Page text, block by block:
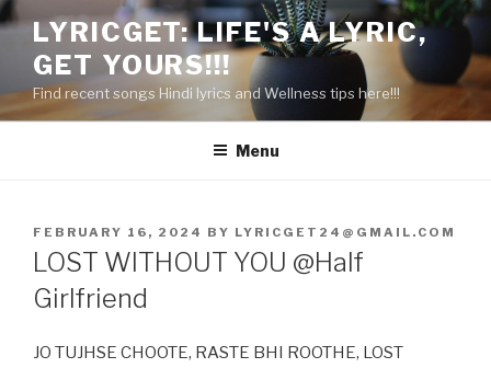
Skip
content
LYRICGET: LIFE'S A LYRIC,
GET YOURS!!!
Find recent songs Hindi lyrics and Wellness tips here!!!
Menu
POSTED
ON
FEBRUARY 16, 2024 BY LYRICGET24@GMAIL.COM
LOST WITHOUT YOU @Half
Girlfriend
JO TUJHSE CHOOTE, RASTE BHI ROOTHE, LOST